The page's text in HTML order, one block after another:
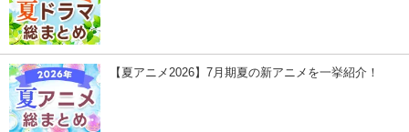
【夏アニメ2026】7月期夏の新アニメを一挙紹介！